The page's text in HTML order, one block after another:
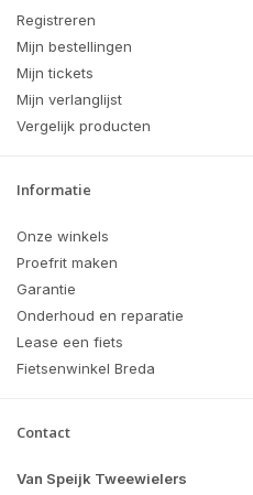
Registreren
Mijn bestellingen
Mijn tickets
Mijn verlanglijst
Vergelijk producten
Informatie
Onze winkels
Proefrit maken
Garantie
Onderhoud en reparatie
Lease een fiets
Fietsenwinkel Breda
Contact
Van Speijk Tweewielers